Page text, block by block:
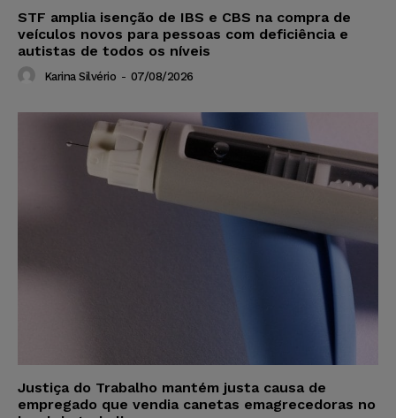
STF amplia isenção de IBS e CBS na compra de
veículos novos para pessoas com deficiência e
autistas de todos os níveis
Karina Silvério - 07/08/2026
Justiça do Trabalho mantém justa causa de
empregado que vendia canetas emagrecedoras no